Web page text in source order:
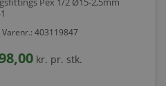
Varenr.: 403119847
kr. pr. stk.